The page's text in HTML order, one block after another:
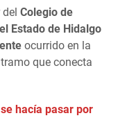
Colegio de
Estado de Hidalgo
ocurrido en la
tramo que conecta
hacía pasar por